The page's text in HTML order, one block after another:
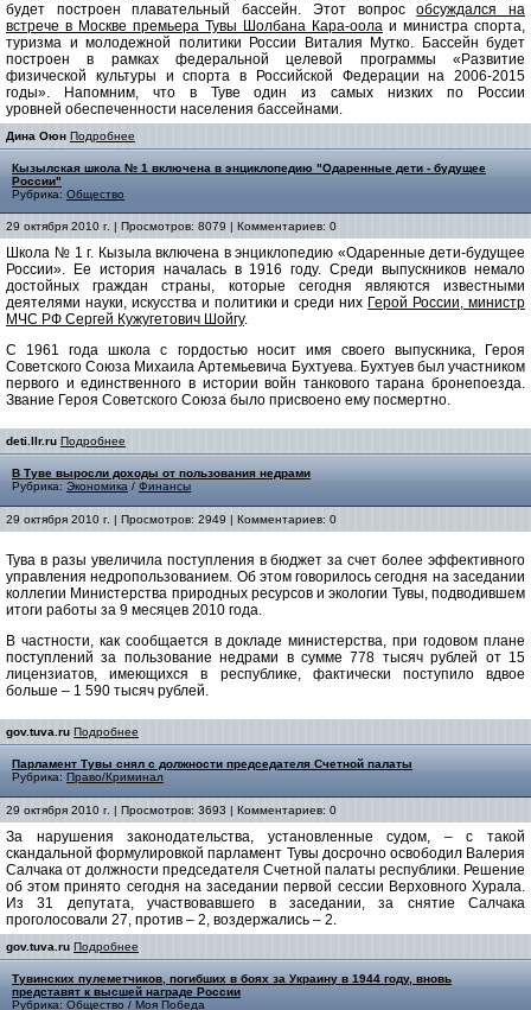
будет построен плавательный бассейн. Этот вопрособсуждался на
встрече в Москве премьера Тувы Шолбана Кара-оола и министра спорта,
туризма и молодежной политики России Виталия Мутко. Бассейн будет
построен в рамках федеральной целевой программы «Развитие
физической культуры и спорта в Российской Федерации на 2006-2015
годы». Напомним, что в Туве один из самых низких по России
уровней обеспеченности населения бассейнами.
Дина Оюн Подробнее
Кызылская школа № 1 включена в энциклопедию "Одаренные дети - будущее
России"
Рубрика: Общество
29 октября 2010 г. | Просмотров: 8079 | Комментариев: 0
Школа № 1 г. Кызыла включена в энциклопедию «Одаренные дети-будущее
России». Ее история началась в 1916 году. Среди выпускников немало
достойных граждан страны, которые сегодня являются известными
деятелями науки, искусства и политики и среди них Герой России, министр
МЧС РФ Сергей Кужугетович Шойгу.
С 1961 года школа с гордостью носит имя своего выпускника, Героя
Советского Союза Михаила Артемьевича Бухтуева. Бухтуев был участником
первого и единственного в истории войн танкового тарана бронепоезда.
Звание Героя Советского Союза было присвоено ему посмертно.
deti.llr.ru Подробнее
В Туве выросли доходы от пользования недрами
Рубрика: Экономика / Финансы
29 октября 2010 г. | Просмотров: 2949 | Комментариев: 0
Тува в разы увеличила поступления в бюджет за счет более эффективного
управления недропользованием. Об этом говорилось сегодня на заседании
коллегии Министерства природных ресурсов и экологии Тувы, подводившем
итоги работы за 9 месяцев 2010 года.
В частности, как сообщается в докладе министерства, при годовом плане
поступлений за пользование недрами в сумме 778 тысяч рублей от 15
лицензиатов, имеющихся в республике, фактически поступило вдвое
больше – 1 590 тысяч рублей.
gov.tuva.ru Подробнее
Парламент Тувы снял с должности председателя Счетной палаты
Рубрика: Право/Криминал
29 октября 2010 г. | Просмотров: 3693 | Комментариев: 0
За нарушения законодательства, установленные судом, – с такой
скандальной формулировкой парламент Тувы досрочно освободил Валерия
Салчака от должности председателя Счетной палаты республики. Решение
об этом принято сегодня на заседании первой сессии Верховного Хурала.
Из 31 депутата, участвовавшего в заседании, за снятие Салчака
проголосовали 27, против – 2, воздержались – 2.
gov.tuva.ru Подробнее
Тувинских пулеметчиков, погибших в боях за Украину в 1944 году, вновь
представят к высшей награде России
Рубрика: Общество / Моя Победа